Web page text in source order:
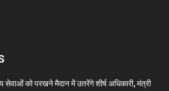
सेवाओं को परखने मैदान में उतरेंगे शीर्ष अधिकारी, मंत्री